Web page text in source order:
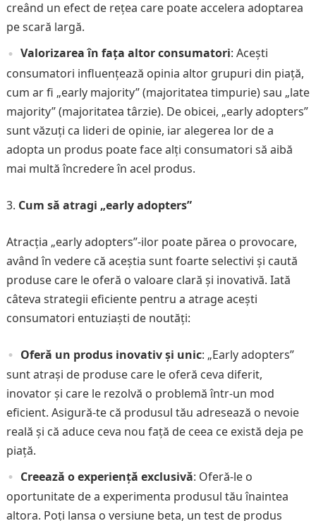
creând un efect de rețea care poate accelera adoptarea
pe scară largă.
Valorizarea în fața altor consumatori: Acești
consumatori influențează opinia altor grupuri din piață,
cum ar fi „early majority” (majoritatea timpurie) sau „late
majority” (majoritatea târzie). De obicei, „early adopters”
sunt văzuți ca lideri de opinie, iar alegerea lor de a
adopta un produs poate face alți consumatori să aibă
mai multă încredere în acel produs.
Cum să atragi „early adopters”
Atracția „early adopters”-ilor poate părea o provocare,
având în vedere că aceștia sunt foarte selectivi și caută
produse care le oferă o valoare clară și inovativă. Iată
câteva strategii eficiente pentru a atrage acești
consumatori entuziaști de noutăți:
Oferă un produs inovativ și unic: „Early adopters”
sunt atrași de produse care le oferă ceva diferit,
inovator și care le rezolvă o problemă într-un mod
eficient. Asigură-te că produsul tău adresează o nevoie
reală și că aduce ceva nou față de ceea ce există deja pe
piață.
Creează o experiență exclusivă: Oferă-le o
oportunitate de a experimenta produsul tău înaintea
altora. Poți lansa o versiune beta, un test de produs